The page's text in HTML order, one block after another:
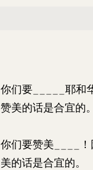
你们要_____耶和
赞美的话是合宜的。
你们要赞美____
美的话是合宜的。